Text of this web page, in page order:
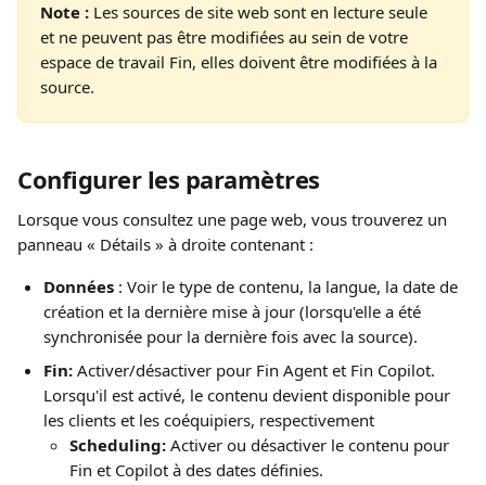
Note : Les sources de site web sont en lecture seule
et ne peuvent pas être modifiées au sein de votre
espace de travail Fin, elles doivent être modifiées à la
source.
Configurer les paramètres
Lorsque vous consultez une page web, vous trouverez un
panneau « Détails » à droite contenant :
Données : Voir le type de contenu, la langue, la date de
création et la dernière mise à jour (lorsqu'elle a été
synchronisée pour la dernière fois avec la source).
Fin: Activer/désactiver pour Fin Agent et Fin Copilot.
Lorsqu'il est activé, le contenu devient disponible pour
les clients et les coéquipiers, respectivement
Scheduling: Activer ou désactiver le contenu pour
Fin et Copilot à des dates définies.